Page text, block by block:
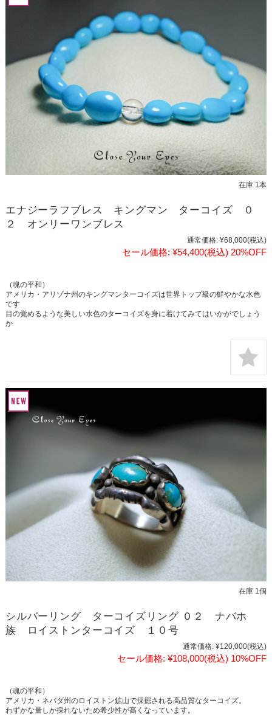
在庫 1本
エナジーラフブレス キングマン ターコイズ ０
２ オンリーワンブレス
通常価格: ¥68,000(税込)
セール価格: ¥54,400(税込) 20%OFF
（魂の平和）
アメリカ・アリゾナ州のキングマンターコイズは世界トップ級の鮮やかな水色
です
目の覚めるような美しい水色のターコイズを身に着けてみてはいかがでしょう
か
在庫 1個
シルバーリング ターコイズリング ０２ ナバホ
族 ロイストンターコイズ １０号
通常価格: ¥120,000(税込)
セール価格: ¥108,000(税込) 10%OFF
（魂の平和）
アメリカ・ネバダ州のロイストン鉱山で採掘される高品質なターコイズ。
わずかな量しか採れないため希少性が高くなっています。